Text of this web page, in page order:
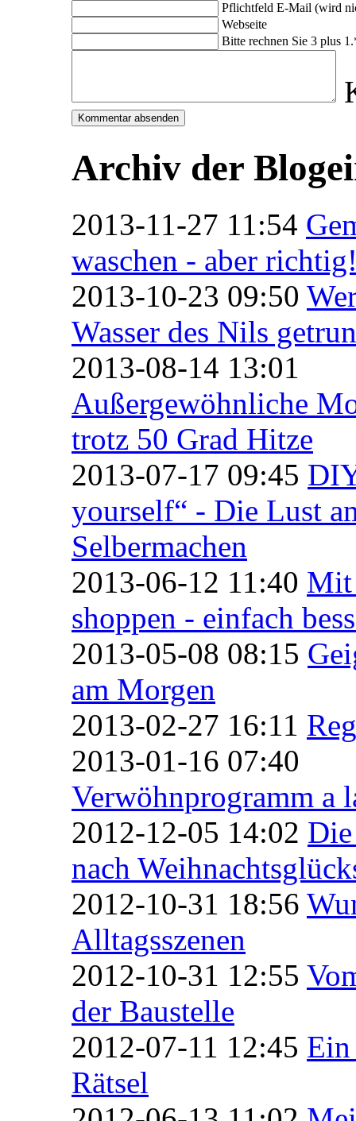
Pflichtfeld E-Mail (wird
Webseite
Bitte rechnen Sie 3 plus 1.
Archiv der
2013-11-27 11:54
waschen - aber
2013-10-23 09:50
Wasser des Nils
2013-08-14 13:01
Außergewöhnliche
trotz 50 Grad Hitze
2013-07-17 09:45
yourself“ - Die Lust
Selbermachen
2013-06-12 11:40 Mit
shoppen - einfach
2013-05-08 08:15
am Morgen
2013-02-27 16:11
2013-01-16 07:40
Verwöhnprogramm a
2012-12-05 14:02
nach
2012-10-31 18:56
Alltagsszenen
2012-10-31 12:55
der Baustelle
2012-07-11 12:45 Ein
Rätsel